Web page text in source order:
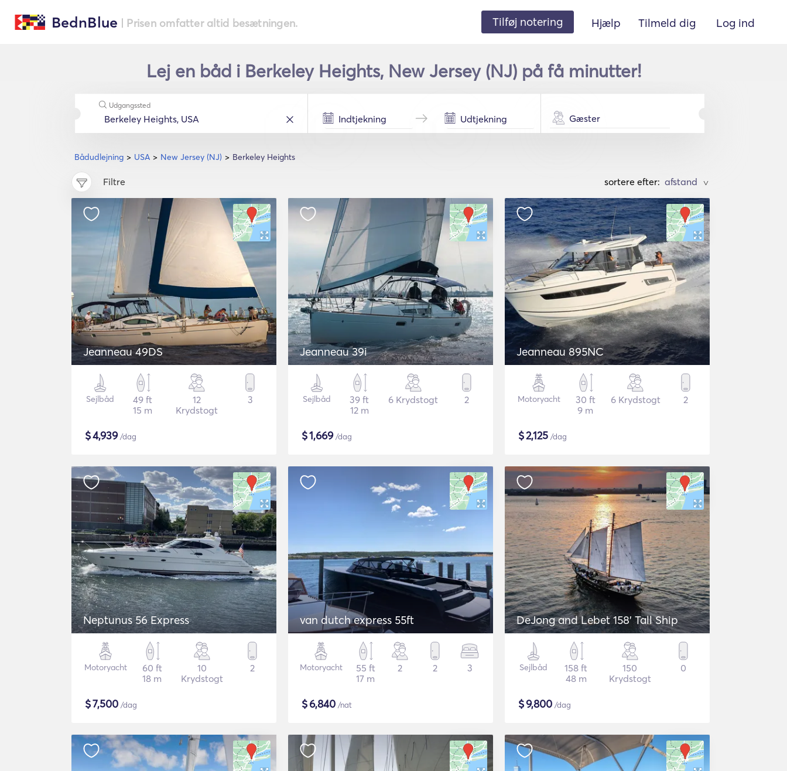
BednBlue | Prisen omfatter altid besætningen. Tilføj notering Hjælp Tilmeld dig Log ind
Lej en båd i Berkeley Heights, New Jersey (NJ) på få minutter!
Bådudlejning USA New Jersey (NJ) Berkeley Heights
Udgangssted
Gæster
Filtre sortere efter: >
Jeanneau 49DS
Sejlbåd
49 ft
15 m
12
Krydstogt
3
$4,939/dag
Jeanneau 39i
Sejlbåd
39 ft
12 m
6 Krydstogt 2
$1,669/dag
Jeanneau 895NC
Motoryacht
30 ft
9 m
6 Krydstogt 2
$2,125 /dag
Neptunus 56 Express
Motoryacht
60 ft
18 m
10
Krydstogt
2
$7,500 /dag
van dutch express 55ft
Motoryacht
55 ft
17 m
2 2 3
$6,840 /nat
DeJong and Lebet 158' Tall Ship
Sejlbåd
158 ft
48 m
150
Krydstogt
0
$9,800 /dag